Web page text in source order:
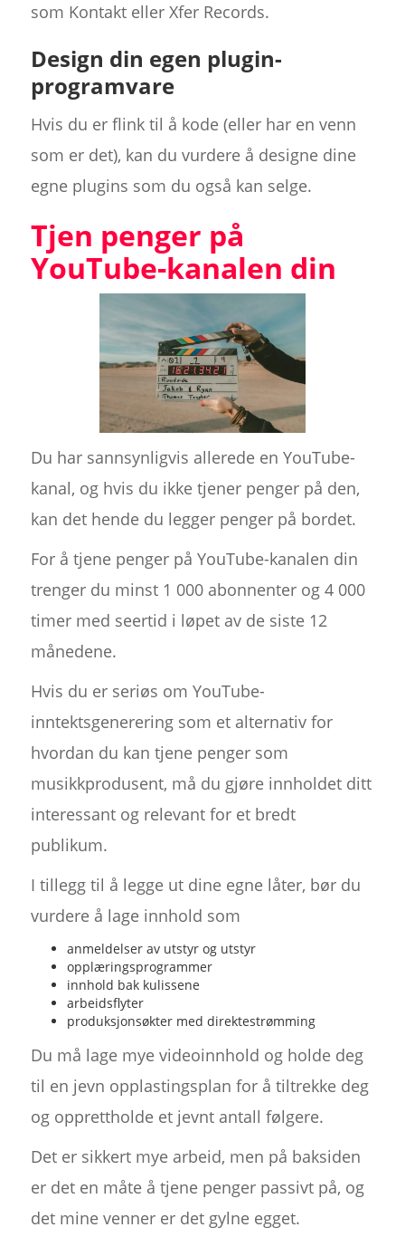
som Kontakt eller Xfer Records.
Design din egen plugin-
programvare
Hvis du er flink til å kode (eller har en venn
som er det), kan du vurdere å designe dine
egne plugins som du også kan selge.
Tjen penger på
YouTube-kanalen din
Du har sannsynligvis allerede en YouTube-
kanal, og hvis du ikke tjener penger på den,
kan det hende du legger penger på bordet.
For å tjene penger på YouTube-kanalen din
trenger du minst 1 000 abonnenter og 4 000
timer med seertid i løpet av de siste 12
månedene.
Hvis du er seriøs om YouTube-
inntektsgenerering som et alternativ for
hvordan du kan tjene penger som
musikkprodusent, må du gjøre innholdet ditt
interessant og relevant for et bredt
publikum.
I tillegg til å legge ut dine egne låter, bør du
vurdere å lage innhold som
anmeldelser av utstyr og utstyr
opplæringsprogrammer
innhold bak kulissene
arbeidsflyter
produksjonsøkter med direktestrømming
Du må lage mye videoinnhold og holde deg
til en jevn opplastingsplan for å tiltrekke deg
og opprettholde et jevnt antall følgere.
Det er sikkert mye arbeid, men på baksiden
er det en måte å tjene penger passivt på, og
det mine venner er det gylne egget.